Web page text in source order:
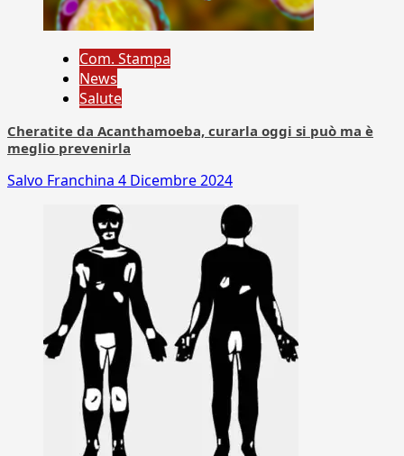
Com. Stampa
News
Salute
Cheratite da Acanthamoeba, curarla oggi si può ma è
meglio prevenirla
Salvo Franchina 4 Dicembre 2024